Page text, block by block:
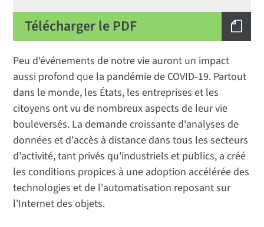
Télécharger le PDF
Peu d'événements de notre vie auront un impact
aussi profond que la pandémie de COVID-19. Partout
dans le monde, les États, les entreprises et les
citoyens ont vu de nombreux aspects de leur vie
bouleversés. La demande croissante d'analyses de
données et d'accès à distance dans tous les secteurs
d'activité, tant privés qu'industriels et publics, a créé
les conditions propices à une adoption accélérée des
technologies et de l'automatisation reposant sur
l'Internet des objets.